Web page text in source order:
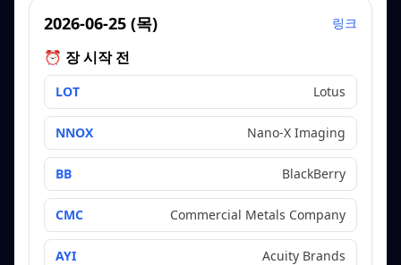
2026-06-25 (목) 링크
⏰ 장 시작 전
LOT Lotus
NNOX Nano-X Imaging
BB BlackBerry
CMC Commercial Metals Company
AYI Acuity Brands